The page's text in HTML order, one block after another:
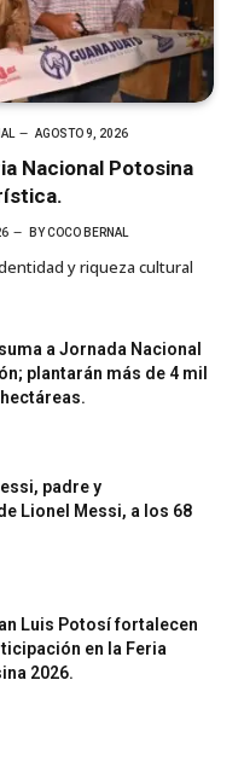
AGOSTO 9, 2026
Nacional Potosina
BY COCO BERNAL
y riqueza cultural
a Jornada Nacional
plantarán más de 4 mil
padre y
Lionel Messi, a los 68
Luis Potosí fortalecen
en la Feria
2026.